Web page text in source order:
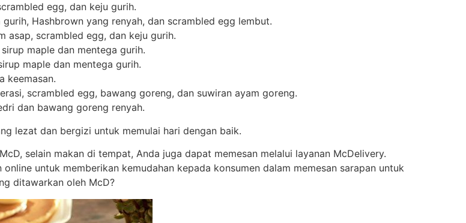
egg, dan keju gurih.
Hashbrown yang renyah, dan scrambled egg lembut.
asap, scrambled egg, dan keju gurih.
maple dan mentega gurih.
maple dan mentega gurih.
keemasan.
scrambled egg, bawang goreng, dan suwiran ayam goreng.
dan bawang goreng renyah.
lezat dan bergizi untuk memulai hari dengan baik.
selain makan di tempat, Anda juga dapat memesan melalui layanan McDelivery.
untuk memberikan kemudahan kepada konsumen dalam memesan sarapan untuk
ditawarkan oleh McD?